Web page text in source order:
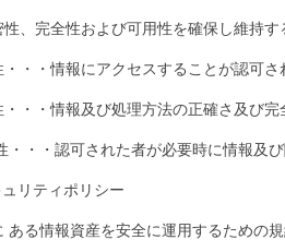
、完全性および可用性を確保し維持す
・情報にアクセスすることが認可さ
・情報及び処理方法の正確さ及び完
・認可された者が必要時に情報及び
リティポリシー
ある情報資産を安全に運用するための